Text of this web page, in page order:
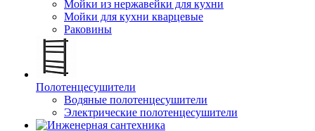
Мойки из нержавейки для кухни
Мойки для кухни кварцевые
Раковины
Полотенцесушители
Водяные полотенцесушители
Электрические полотенцесушители